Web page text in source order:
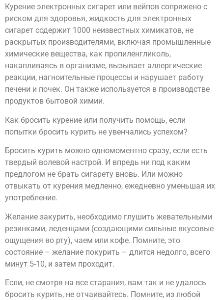
Курение электронных сигарет или вейпов сопряжено с
риском для здоровья, жидкость для электронных
сигарет содержит 1000 неизвестных химикатов, не
раскрытых производителями, включая промышленные
химические вещества, как пропиленгликоль,
накапливаясь в организме, вызывает аллергические
реакции, нагноительные процессы и нарушает работу
печени и почек. Он также используется в производстве
продуктов бытовой химии.
Как бросить курение или получить помощь, если
попытки бросить курить не увенчались успехом?
Бросить курить можно одномоментно сразу, если есть
твердый волевой настрой. И впредь ни под каким
предлогом не брать сигарету вновь. Или можно
отвыкать от курения медленно, ежедневно уменьшая их
употребление.
Желание закурить, необходимо глушить жевательными
резинками, леденцами (создающими сильные вкусовые
ощущения во рту), чаем или кофе. Помните, это
состояние – желание покурить – длится недолго, всего
минут 5-10, и затем проходит.
Если, не смотря на все старания, вам так и не удалось
бросить курить, не отчаивайтесь. Помните, из любой